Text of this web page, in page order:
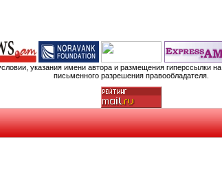
указания имени автора и размещения гиперссылки на
письменного разрешения правообладателя.